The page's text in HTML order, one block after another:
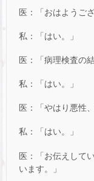
医：「おはようご
私：「はい。」
医：「病理検査の
私：「はい。」
医：「やはり悪性
私：「はい。」
医：「お伝えして
います。」